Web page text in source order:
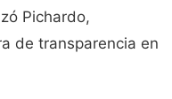
Pichardo,
de transparencia en